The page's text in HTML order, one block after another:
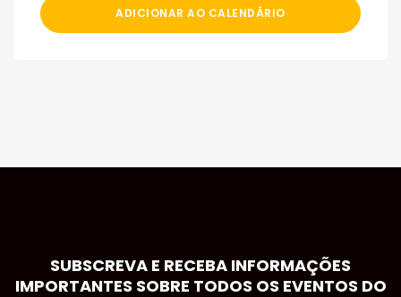
ADICIONAR AO CALENDÁRIO
SUBSCREVA E RECEBA INFORMAÇÕES
IMPORTANTES SOBRE TODOS OS EVENTOS DO